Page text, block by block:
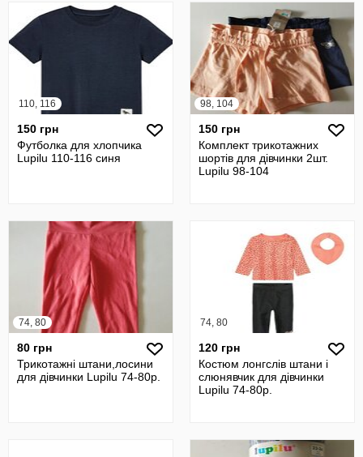
110, 116
150 грн
Футболка для хлопчика
Lupilu 110-116 синя
98, 104
150 грн
Комплект трикотажних
шортів для дівчинки 2шт.
Lupilu 98-104
74, 80
80 грн
Трикотажні штани,лосини
для дівчинки Lupilu 74-80р.
74, 80
120 грн
Костюм лонгслів штани і
слюнявчик для дівчинки
Lupilu 74-80р.